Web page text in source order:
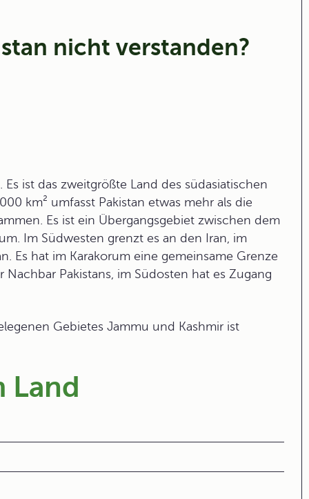
nicht verstanden?
ist das zweitgrößte Land des südasiatischen
km² umfasst Pakistan etwas mehr als die
Es ist ein Übergangsgebiet zwischen dem
Im Südwesten grenzt es an den Iran, im
Es hat im Karakorum eine gemeinsame Grenze
Pakistans, im Südosten hat es Zugang
Gebietes Jammu und Kashmir ist
Land